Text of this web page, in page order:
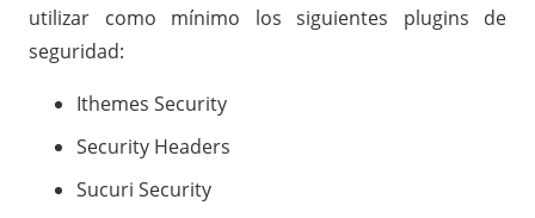
utilizar como mínimo los siguientes plugins de
seguridad:
Ithemes Security
Security Headers
Sucuri Security